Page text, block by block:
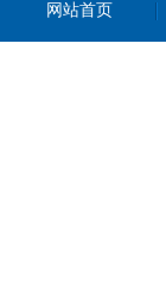
网站首页